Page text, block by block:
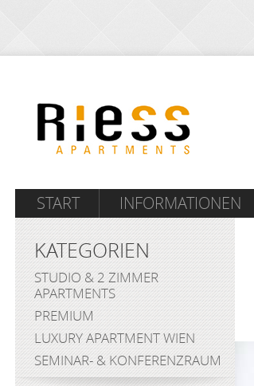
START INFORMATIONEN
KATEGORIEN
STUDIO & 2 ZIMMER
APARTMENTS
PREMIUM
LUXURY APARTMENT WIEN
SEMINAR- & KONFERENZRAUM